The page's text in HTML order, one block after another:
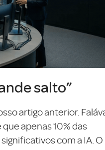
salto”
artigo anterior.
apenas 10% das
com a IA. O